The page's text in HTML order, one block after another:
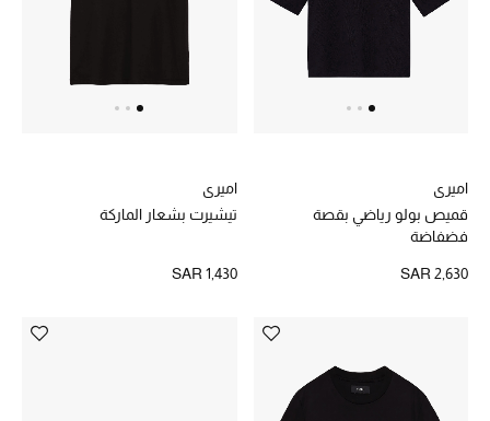
اميري
قميص بولو رياضي بقصة
فضفاضة
SAR 2,630
اميري
تيشيرت بشعار الماركة
SAR 1,430